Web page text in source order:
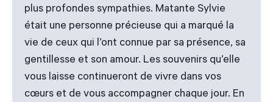
plus profondes sympathies. Matante Sylvie
était une personne précieuse qui a marqué la
vie de ceux qui l’ont connue par sa présence, sa
gentillesse et son amour. Les souvenirs qu’elle
vous laisse continueront de vivre dans vos
cœurs et de vous accompagner chaque jour. En